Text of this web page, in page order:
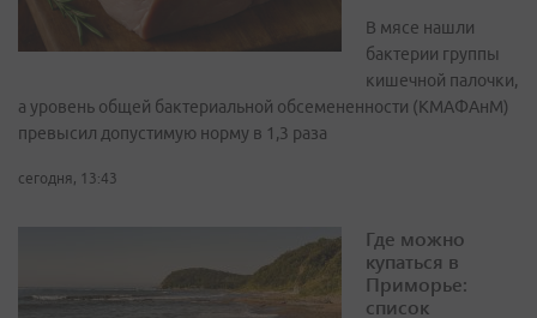
В мясе нашли
бактерии группы
кишечной палочки,
а уровень общей бактериальной обсемененности (КМАФАнМ)
превысил допустимую норму в 1,3 раза
сегодня, 13:43
Где можно
купаться в
Приморье:
список